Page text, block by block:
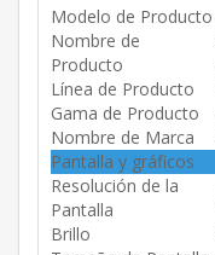
Modelo de Producto
Nombre de
Producto
Línea de Producto
Gama de Producto
Nombre de Marca
Pantalla y gráficos
Resolución de la
Pantalla
Brillo